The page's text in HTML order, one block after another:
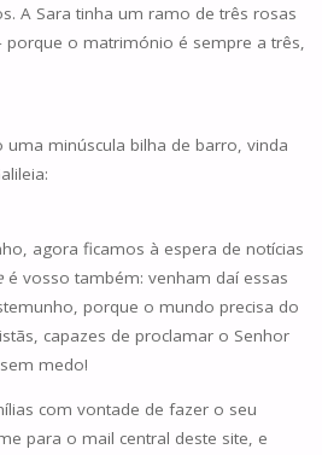
A Sara tinha um ramo de três rosas
porque o matrimónio é sempre a três,
minúscula bilha de barro, vinda
agora ficamos à espera de notícias
é vosso também: venham daí essas
porque o mundo precisa do
capazes de proclamar o Senhor
medo!
com vontade de fazer o seu
para o mail central deste site, e